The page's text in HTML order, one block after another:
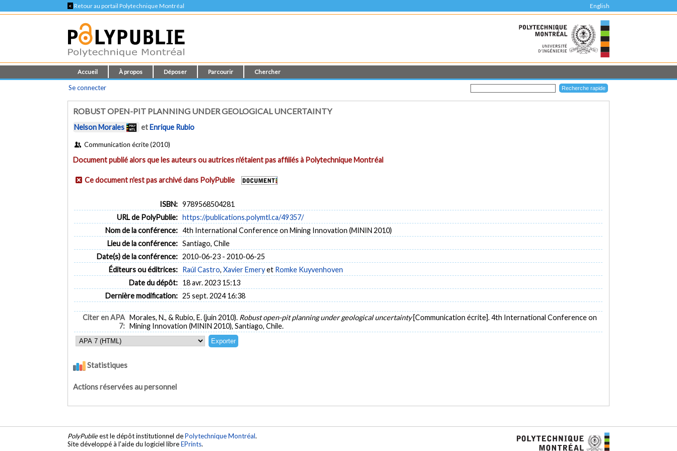
< Retour au portail Polytechnique Montréal English
Accueil À propos Déposer Parcourir Chercher
Se connecter
ROBUST OPEN-PIT PLANNING UNDER GEOLOGICAL UNCERTAINTY
Nelson Morales etEnrique Rubio
Communication écrite (2010)
Document publié alors que les auteurs ou autrices n'étaient pas affiliés à Polytechnique Montréal
Ce document n'est pas archivé dans PolyPublie
ISBN: 9789568504281
URL de PolyPublie: https://publications.polymtl.ca/49357/
Nom de la conférence: 4th International Conference on Mining Innovation (MININ 2010)
Lieu de la conférence: Santiago, Chile
Date(s) de la conférence: 2010-06-23 - 2010-06-25
Éditeurs ou éditrices: Raúl Castro, Xavier Emeryet Romke Kuyvenhoven
Date du dépôt: 18 avr. 2023 15:13
Dernière modification: 25 sept. 2024 16:38
Citer en APA
7:
Morales, N., & Rubio, E. (juin 2010). Robust open-pit planning under geological uncertainty[Communication écrite]. 4th International Conference on
Mining Innovation (MININ 2010), Santiago, Chile.
Statistiques
Actions réservées au personnel
PolyPublieest le dépôt institutionnel dePolytechnique Montréal.
Site développé à l'aide du logiciel libreEPrints.